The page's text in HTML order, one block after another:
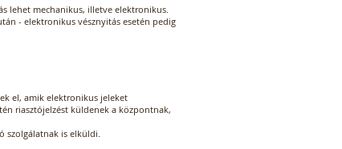
lehet mechanikus, illetve elektronikus.
- elektronikus vésznyitás esetén pedig
el, amik elektronikus jeleket
riasztójelzést küldenek a központnak,
szolgálatnak is elküldi.